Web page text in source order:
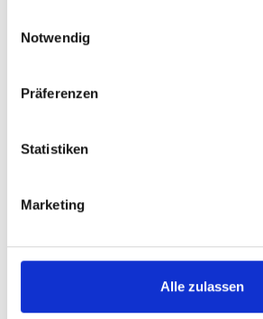
Notwendig
Präferenzen
Statistiken
Marketing
Alle zulassen
Sachgebiete
Technikmuseen
Tourismusregion
Bremen / Bremerhaven
Weitere Museen in